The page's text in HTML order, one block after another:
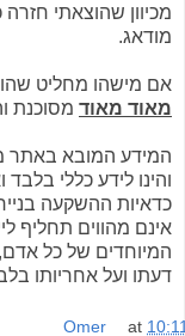
מודאג.
אם מישהו מחליט
מאוד מאוד מסוכנת
המידע המובא באתר
והינו לידע כללי בלבד
כדאיות ההשקעה
אינם מהווים תחליף
המיוחדים של כל
דעתו ועל אחריותו
Omer at